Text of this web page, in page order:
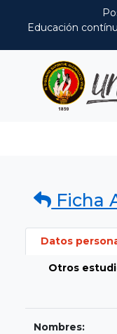
Educación
Ficha
Datos
Otros
Nombres: